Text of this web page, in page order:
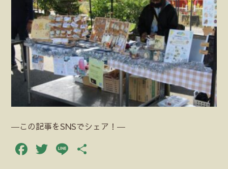
―この記事をSNSでシェア！―
Facebook
Twitter
Line